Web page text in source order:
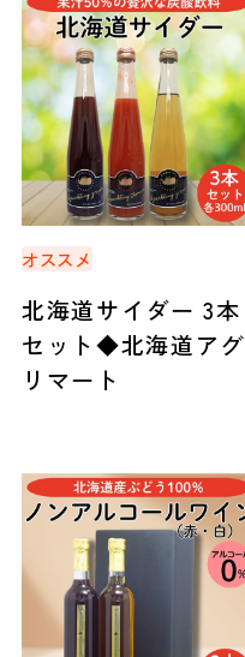
オススメ
北海道サイダー 3本
セット◆北海道アグ
リマート